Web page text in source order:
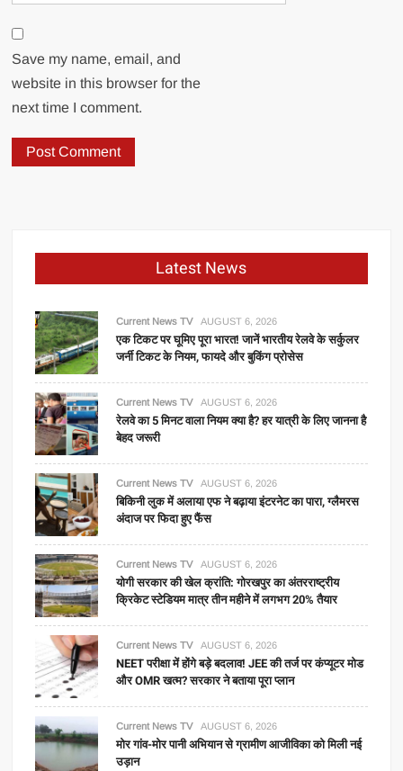
Save my name, email, and
website in this browser for the
next time I comment.
Latest News
Current News TV AUGUST 6, 2026
एक टिकट पर घूमिए पूरा भारत! जानें भारतीय रेलवे के सर्कुलर
जर्नी टिकट के नियम, फायदे और बुकिंग प्रोसेस
Current News TV AUGUST 6, 2026
रेलवे का 5 मिनट वाला नियम क्या है? हर यात्री के लिए जानना है
बेहद जरूरी
Current News TV AUGUST 6, 2026
बिकिनी लुक में अलाया एफ ने बढ़ाया इंटरनेट का पारा, ग्लैमरस
अंदाज पर फिदा हुए फैंस
Current News TV AUGUST 6, 2026
योगी सरकार की खेल क्रांति: गोरखपुर का अंतरराष्ट्रीय
क्रिकेट स्टेडियम मात्र तीन महीने में लगभग 20% तैयार
Current News TV AUGUST 6, 2026
NEET परीक्षा में होंगे बड़े बदलाव! JEE की तर्ज पर कंप्यूटर मोड
और OMR खत्म? सरकार ने बताया पूरा प्लान
Current News TV AUGUST 6, 2026
मोर गांव-मोर पानी अभियान से ग्रामीण आजीविका को मिली नई
उड़ान